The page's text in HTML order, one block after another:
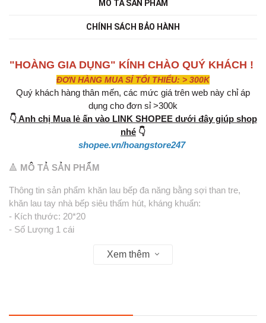
MÔ TẢ SẢN PHẨM
CHÍNH SÁCH BẢO HÀNH
"HOÀNG GIA DỤNG" KÍNH CHÀO QUÝ KHÁCH !
ĐƠN HÀNG MUA SỈ TỐI THIỂU: > 300K
Quý khách hàng thân mến, các mức giá trên web này chỉ áp
dụng cho đơn sỉ >300k
👇Anh chị Mua lẻ ấn vào LINK SHOPEE dưới đây giúp shop
nhé 👇
shopee.vn/hoangstore247
🔺 MÔ TẢ SẢN PHẨM
Thông tin sản phẩm khăn lau bếp đa năng bằng sợi than tre,
khăn lau tay nhà bếp siêu thấm hút, kháng khuẩn:
- Kích thước: 20*20
- Số Lượng 1 cái
Xem thêm